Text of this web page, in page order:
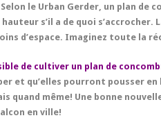
le Urban Gerder, un plan de
hauteur s’il a de quoi
d’espace. Imaginez toute la
de cultiver un plan de
et qu’elles pourront pousser
quand même! Une bonne
en ville!